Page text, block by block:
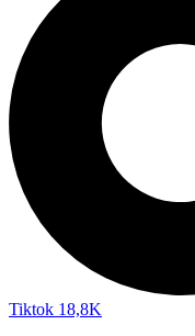
Tiktok 18,8K